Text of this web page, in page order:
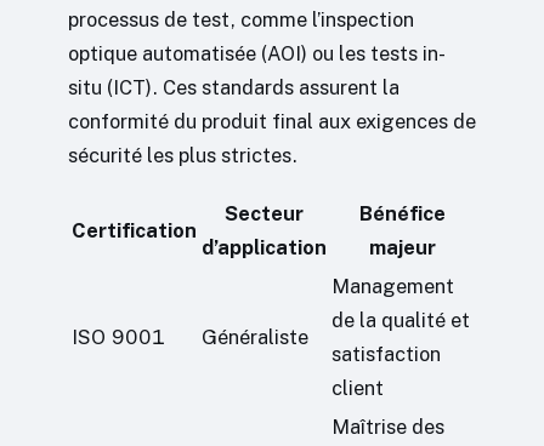
processus de test, comme l’inspection
optique automatisée (AOI) ou les tests in-
situ (ICT). Ces standards assurent la
conformité du produit final aux exigences de
sécurité les plus strictes.
Certification
Secteur
d’application
Bénéfice
majeur
ISO 9001 Généraliste
Management
de la qualité et
satisfaction
client
Maîtrise des